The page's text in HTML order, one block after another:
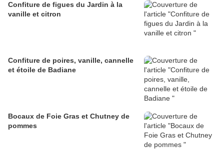
Confiture de figues du Jardin à la
vanille et citron
Confiture de poires, vanille, cannelle
et étoile de Badiane
Bocaux de Foie Gras et Chutney de
pommes